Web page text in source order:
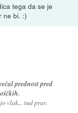
tega da se je
ne bi. :)
prednost pred
vlak... tud prav.